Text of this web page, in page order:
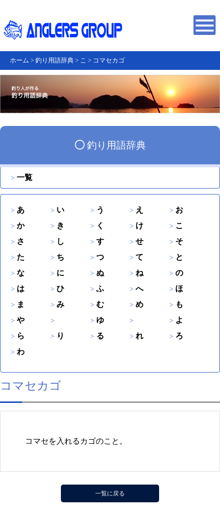
ホーム > 釣り用語辞典 > こ > コマセカゴ
◯釣り用語辞典
一覧
あ い う え
お
か
き く け
こ
さ
し す せ
そ
た
ち つ て
と
な
に ぬ ね
の
は
ひ ふ へ
ほ
ま
み む め
も
や
ゆ
よ
ら
り る れ
ろ
わ
コマセカゴ
コマセを入れるカゴのこと。
一覧に戻る